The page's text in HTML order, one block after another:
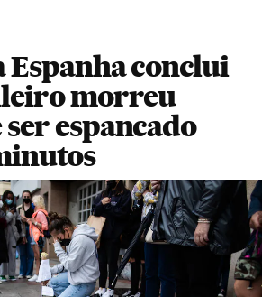
Espanha conclui
morreu
espancado